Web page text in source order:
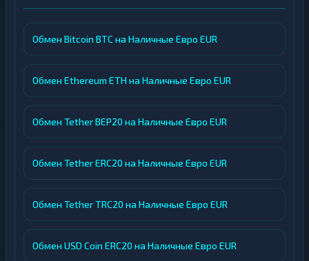
Обмен Bitcoin BTC на Наличные Евро EUR
Обмен Ethereum ETH на Наличные Евро EUR
Обмен Tether BEP20 на Наличные Евро EUR
Обмен Tether ERC20 на Наличные Евро EUR
Обмен Tether TRC20 на Наличные Евро EUR
Обмен USD Coin ERC20 на Наличные Евро EUR